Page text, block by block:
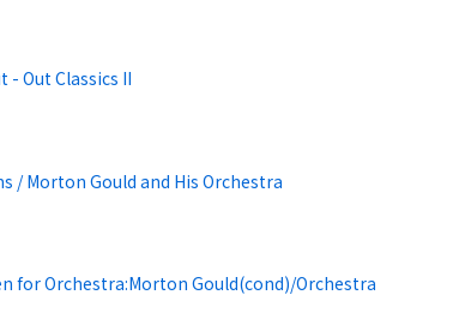
- Out Classics II
/ Morton Gould and His Orchestra
for Orchestra:Morton Gould(cond)/Orchestra